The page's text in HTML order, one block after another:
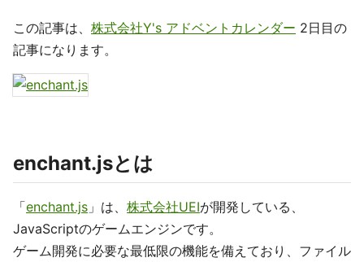
この記事は、 株式会社Y's アドベントカレンダー 2日目の
記事になります。
enchant.jsとは
「enchant.js 」は、 株式会社UEIが開発している、
JavaScriptのゲームエンジンです。
ゲーム開発に必要な最低限の機能を備えており、ファイル